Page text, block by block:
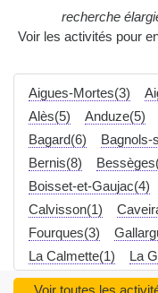
recherche
Voir les activités pour
Aigues-Mortes(3)
Alès(5)
Anduze(5)
Bagard(6)
Bagnols-
Bernis(8)
Boisset-et-Gaujac(4)
Calvisson(1)
Fourques(3)
La Calmette(1)
La
Laudun-l'Ardoise(2)